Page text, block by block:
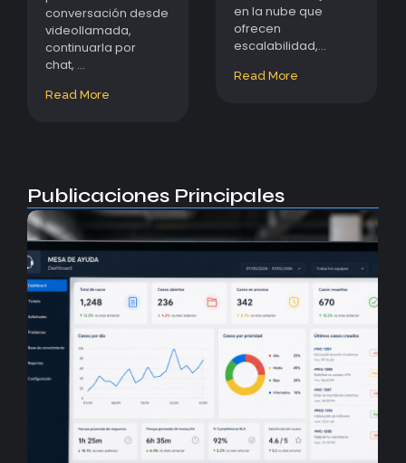
conversación desde
videollamada,
continuarla por
chat, ...
Read More
en la nube que
ofrecen
escalabilidad,...
Read More
Publicaciones Principales